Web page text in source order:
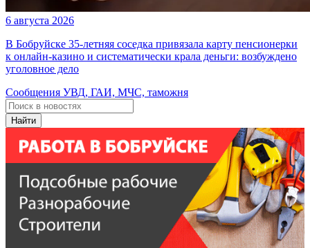
6 августа 2026
В Бобруйске 35-летняя соседка привязала карту пенсионерки
к онлайн-казино и систематически крала деньги: возбуждено
уголовное дело
Сообщения УВД, ГАИ, МЧС, таможня
Найти